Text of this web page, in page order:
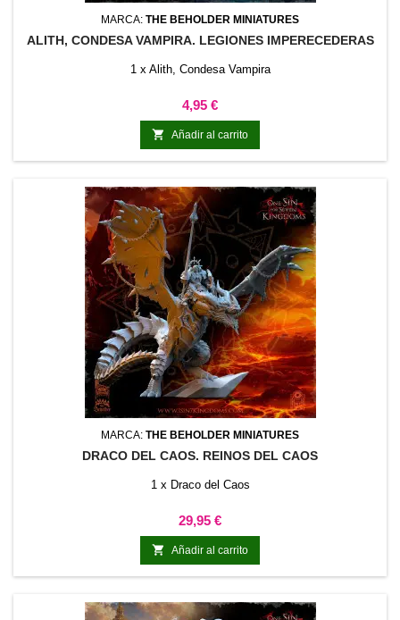
MARCA: THE BEHOLDER MINIATURES
ALITH, CONDESA VAMPIRA. LEGIONES IMPERECEDERAS
1 x Alith, Condesa Vampira
Precio
4,95 €
 Añadir al carrito
MARCA: THE BEHOLDER MINIATURES
DRACO DEL CAOS. REINOS DEL CAOS
1 x Draco del Caos
Precio
29,95 €
 Añadir al carrito